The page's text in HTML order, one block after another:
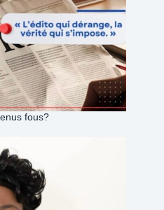
fous?